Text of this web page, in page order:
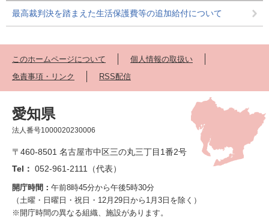
最高裁判決を踏まえた生活保護費等の追加給付について
このホームページについて
個人情報の取扱い
免責事項・リンク
RSS配信
愛知県
法人番号1000020230006
〒460-8501 名古屋市中区三の丸三丁目1番2号
Tel： 052-961-2111（代表）
開庁時間： 午前8時45分から午後5時30分
（土曜・日曜日・祝日・12月29日から1月3日を除く）
※開庁時間の異なる組織、施設があります。